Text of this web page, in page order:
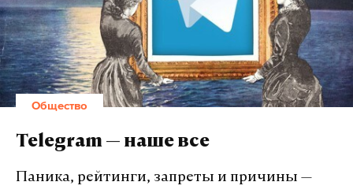
Общество
Telegram — наше все
Паника, рейтинги, запреты и причины —